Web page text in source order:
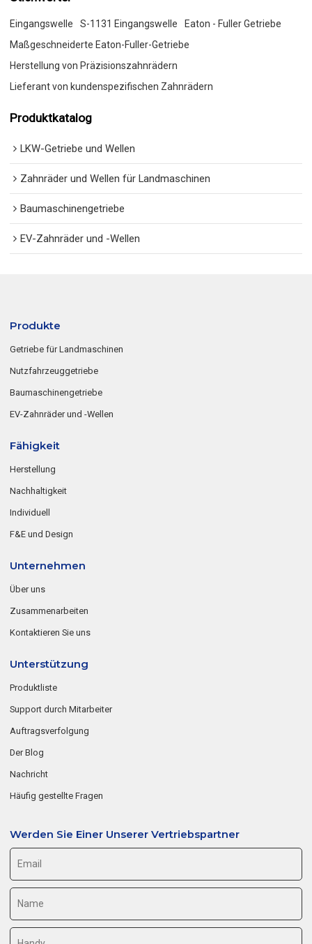
Eingangswelle S-1131 Eingangswelle
Eaton - Fuller Getriebe
Maßgeschneiderte Eaton-Fuller-Getriebe
Herstellung von Präzisionszahnrädern
Lieferant von kundenspezifischen Zahnrädern
Produktkatalog
LKW-Getriebe und Wellen
Zahnräder und Wellen für Landmaschinen
Baumaschinengetriebe
EV-Zahnräder und -Wellen
Produkte
Getriebe für Landmaschinen
Nutzfahrzeuggetriebe
Baumaschinengetriebe
EV-Zahnräder und -Wellen
Fähigkeit
Herstellung
Nachhaltigkeit
Individuell
F&E und Design
Unternehmen
Über uns
Zusammenarbeiten
Kontaktieren Sie uns
Unterstützung
Produktliste
Support durch Mitarbeiter
Auftragsverfolgung
Der Blog
Nachricht
Häufig gestellte Fragen
Werden Sie Einer Unserer Vertriebspartner